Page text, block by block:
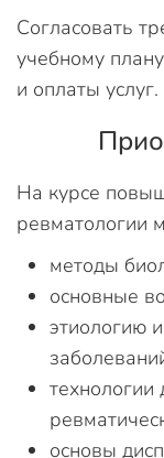
Согласовать
учебному
и оплаты услуг.
На курсе
ревматологии
методы
основные
этиологию
технологии
основы